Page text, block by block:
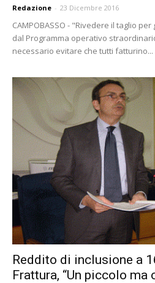
Redazione - 23 Dicembre 2016
CAMPOBASSO - "Rivedere il taglio
dal Programma operativo
necessario evitare che tutti fatturino...
Reddito di inclusione a
Frattura, “Un piccolo ma